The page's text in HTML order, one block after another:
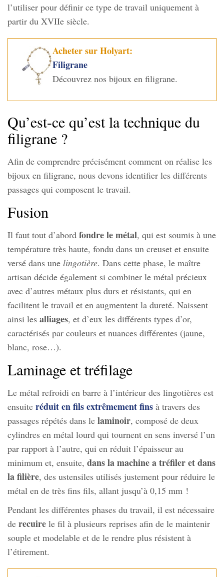
l’utiliser pour définir ce type de travail uniquement à
partir du XVIIe siècle.
Acheter sur Holyart:
Filigrane
Découvrez nos bijoux en filigrane.
Qu’est-ce qu’est la technique du
filigrane ?
Afin de comprendre précisément comment on réalise les
bijoux en filigrane, nous devons identifier les différents
passages qui composent le travail.
Fusion
Il faut tout d’abord fondre le métal, qui est soumis à une
température très haute, fondu dans un creuset et ensuite
versé dans une lingotière. Dans cette phase, le maître
artisan décide également si combiner le métal précieux
avec d’autres métaux plus durs et résistants, qui en
facilitent le travail et en augmentent la dureté. Naissent
ainsi les alliages, et d’eux les différents types d’or,
caractérisés par couleurs et nuances différentes (jaune,
blanc, rose…).
Laminage et tréfilage
Le métal refroidi en barre à l’intérieur des lingotières est
ensuite réduit en fils extrêmement fins à travers des
passages répétés dans le laminoir, composé de deux
cylindres en métal lourd qui tournent en sens inversé l’un
par rapport à l’autre, qui en réduit l’épaisseur au
minimum et, ensuite, dans la machine a tréfiler et dans
la filière, des ustensiles utilisés justement pour réduire le
métal en de très fins fils, allant jusqu’à 0,15 mm !
Pendant les différentes phases du travail, il est nécessaire
de recuire le fil à plusieurs reprises afin de le maintenir
souple et modelable et de le rendre plus résistent à
l’étirement.